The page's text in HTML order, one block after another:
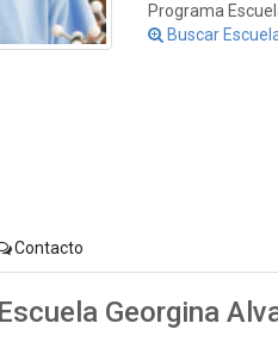
Programa
Buscar
Contacto
Georgina